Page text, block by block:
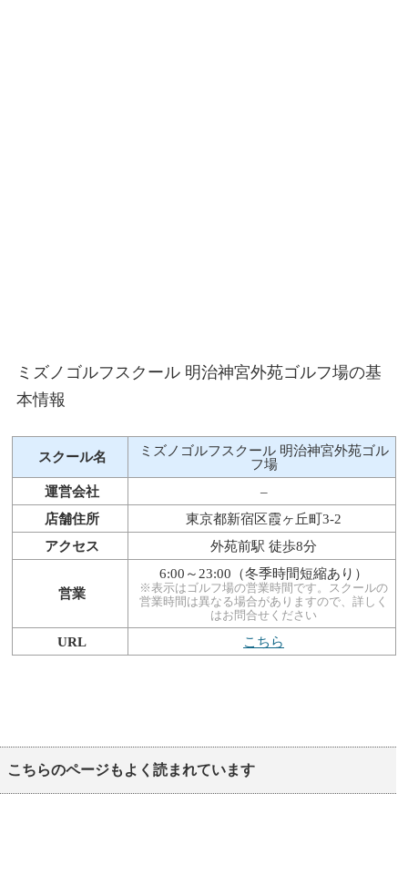
ミズノゴルフスクール 明治神宮外苑ゴルフ場の基
本情報
スクール名
ミズノゴルフスクール 明治神宮外苑ゴル
フ場
運営会社
–
店舗住所
東京都新宿区霞ヶ丘町3-2
アクセス
外苑前駅 徒歩8分
営業
6:00～23:00（冬季時間短縮あり）
※表示はゴルフ場の営業時間です。スクールの
営業時間は異なる場合がありますので、詳しく
はお問合せください
URL こちら
こちらのページもよく読まれています